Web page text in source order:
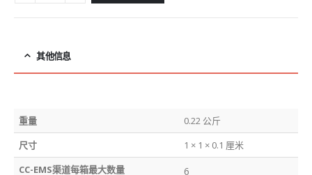
其他信息
重量
0.22 公斤
尺寸
1 × 1 × 0.1 厘米
CC-EMS渠道每箱最大数量
6